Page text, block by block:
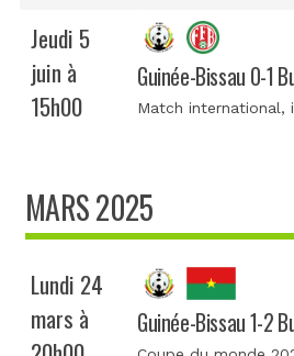
Jeudi 5
juin à
15h00
Guinée-Bissau 0-1
Match international,
MARS 2025
Lundi 24
mars à
Guinée-Bissau 1-2